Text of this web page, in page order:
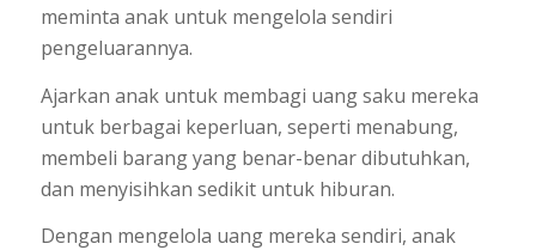
meminta anak untuk mengelola sendiri
pengeluarannya.
Ajarkan anak untuk membagi uang saku mereka
untuk berbagai keperluan, seperti menabung,
membeli barang yang benar-benar dibutuhkan,
dan menyisihkan sedikit untuk hiburan.
Dengan mengelola uang mereka sendiri, anak